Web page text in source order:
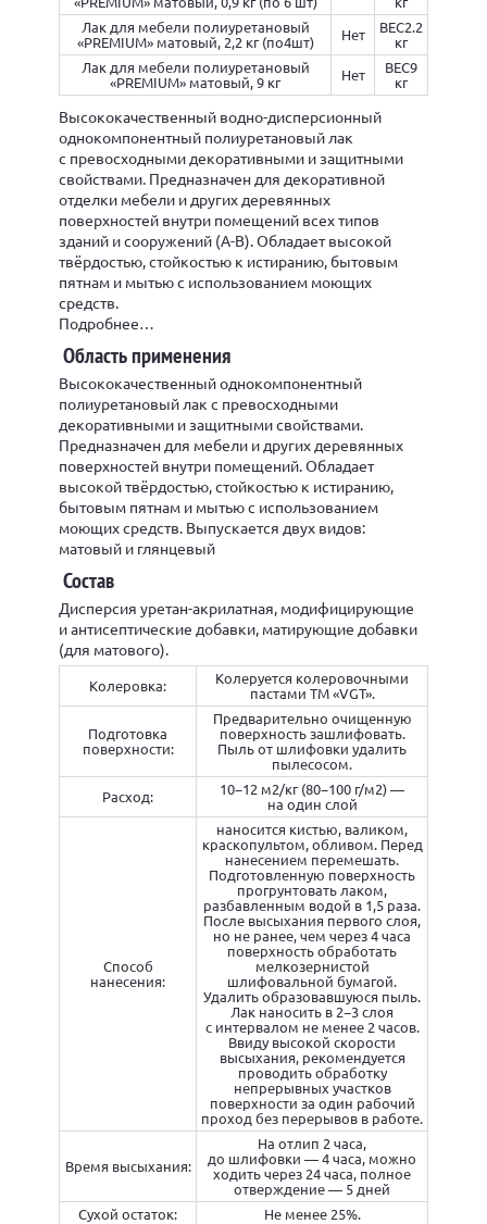
Лак для мебели полиуретановый
«PREMIUM» матовый, 2,2 кг (по4шт)
Нет
ВЕС2.2
кг
Лак для мебели полиуретановый
«PREMIUM» матовый, 9 кг
Нет
ВЕС9
кг
Высококачественный водно-дисперсионный
однокомпонентный полиуретановый лак
с превосходными декоративными и защитными
свойствами. Предназначен для декоративной
отделки мебели и других деревянных
поверхностей внутри помещений всех типов
зданий и сооружений (А-В). Обладает высокой
твёрдостью, стойкостью к истиранию, бытовым
пятнам и мытью с использованием моющих
средств.
Подробнее…
Область применения
Высококачественный однокомпонентный
полиуретановый лак с превосходными
декоративными и защитными свойствами.
Предназначен для мебели и других деревянных
поверхностей внутри помещений. Обладает
высокой твёрдостью, стойкостью к истиранию,
бытовым пятнам и мытью с использованием
моющих средств. Выпускается двух видов:
матовый и глянцевый
Состав
Дисперсия уретан-акрилатная, модифицирующие
и антисептические добавки, матирующие добавки
(для матового).
Колеровка:
Колеруется колеровочными
пастами ТМ «VGT».
Подготовка
поверхности:
Предварительно очищенную
поверхность зашлифовать.
Пыль от шлифовки удалить
пылесосом.
Расход:
10−12 м2/кг (80−100 г/м2) —
на один слой
Способ
нанесения:
наносится кистью, валиком,
краскопультом, обливом. Перед
нанесением перемешать.
Подготовленную поверхность
прогрунтовать лаком,
разбавленным водой в 1,5 раза.
После высыхания первого слоя,
но не ранее, чем через 4 часа
поверхность обработать
мелкозернистой
шлифовальной бумагой.
Удалить образовавшуюся пыль.
Лак наносить в 2−3 слоя
с интервалом не менее 2 часов.
Ввиду высокой скорости
высыхания, рекомендуется
проводить обработку
непрерывных участков
поверхности за один рабочий
проход без перерывов в работе.
Время высыхания:
На отлип 2 часа,
до шлифовки — 4 часа, можно
ходить через 24 часа, полное
отверждение — 5 дней
Сухой остаток:
Не менее 25%.